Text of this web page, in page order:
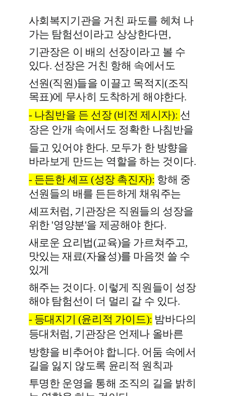
사회복지기관을 거친 파도를 헤쳐 나
가는 탐험선이라고 상상한다면,
기관장은 이 배의 선장이라고 볼 수
있다. 선장은 거친 항해 속에서도
선원(직원)들을 이끌고 목적지(조직
목표)에 무사히 도착하게 해야한다.
- 나침반을 든 선장 (비전 제시자): 선
장은 안개 속에서도 정확한 나침반을
들고 있어야 한다. 모두가 한 방향을
바라보게 만드는 역할을 하는 것이다.
- 든든한 셰프 (성장 촉진자): 항해 중
선원들의 배를 든든하게 채워주는
셰프처럼, 기관장은 직원들의 성장을
위한 '영양분'을 제공해야 한다.
새로운 요리법(교육)을 가르쳐주고,
맛있는 재료(자율성)를 마음껏 쓸 수
있게
해주는 것이다. 이렇게 직원들이 성장
해야 탐험선이 더 멀리 갈 수 있다.
- 등대지기 (윤리적 가이드): 밤바다의
등대처럼, 기관장은 언제나 올바른
방향을 비추어야 합니다. 어둠 속에서
길을 잃지 않도록 윤리적 원칙과
투명한 운영을 통해 조직의 길을 밝히